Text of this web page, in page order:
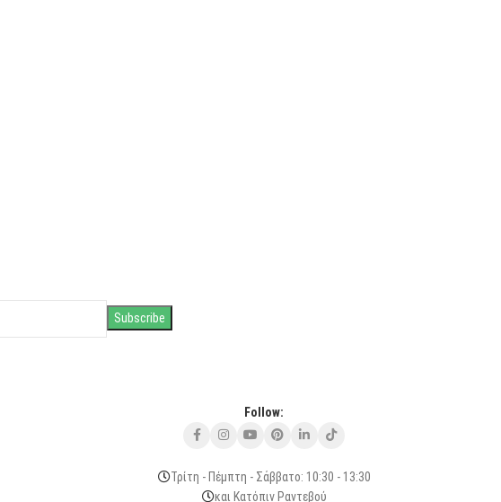
Follow:
Τρίτη - Πέμπτη - Σάββατο: 10:30 - 13:30
και Κατόπιν Ραντεβού